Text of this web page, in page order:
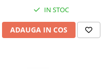
IN STOC
ADAUGA IN COS